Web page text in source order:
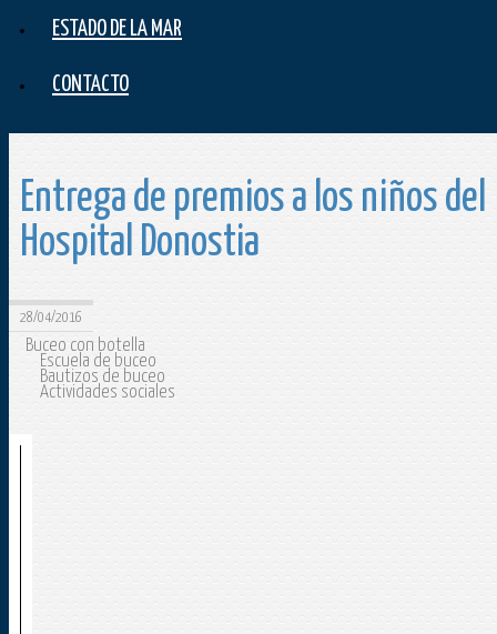
ESTADO DE LA MAR
CONTACTO
Entrega de premios a los niños del
Hospital Donostia
28/04/2016
Buceo con botella
Escuela de buceo
Bautizos de buceo
Actividades sociales